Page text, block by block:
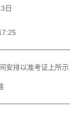
日
安排以准考证上所示